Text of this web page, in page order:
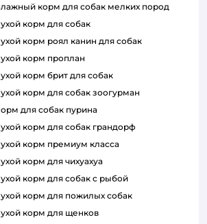
влажный корм для собак мелких пород
сухой корм для собак
сухой корм роял канин для собак
сухой корм проплан
сухой корм брит для собак
сухой корм для собак зоогурман
корм для собак пурина
сухой корм для собак грандорф
сухой корм премиум класса
сухой корм для чихуахуа
сухой корм для собак с рыбой
сухой корм для пожилых собак
сухой корм для щенков